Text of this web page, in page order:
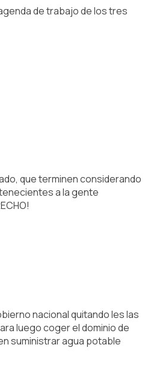
de trabajo de los tres
que terminen considerando
a la gente
nacional quitando les las
luego coger el dominio de
suministrar agua potable